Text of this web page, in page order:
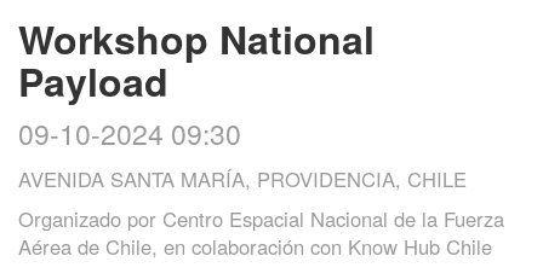
Workshop National
Payload
09-10-2024 09:30
AVENIDA SANTA MARÍA, PROVIDENCIA, CHILE
Organizado por Centro Espacial Nacional de la Fuerza
Aérea de Chile, en colaboración con Know Hub Chile